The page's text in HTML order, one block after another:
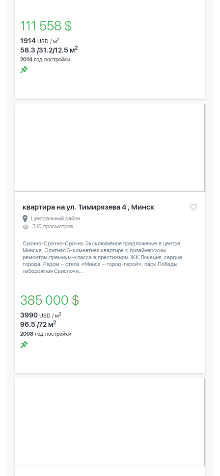
111 558 $
1914 USD / м2
58.3 /31.2/12.5 м2
2014 год постройки
квартира на ул. Тимирязева 4 , Минск
Центральный район
310 просмотров
Срочно-Срочно-Срочно Эксклюзивное предложение в центре
Минска. Элитная 3-комнатная квартира с дизайнерским
ремонтом,премиум-класса в престижном ЖК Локация: сердце
города. Рядом – стела «Минск – город-герой», парк Победы,
набережная Свислочи,...
385 000 $
3990 USD / м2
96.5 /72 м2
2008 год постройки